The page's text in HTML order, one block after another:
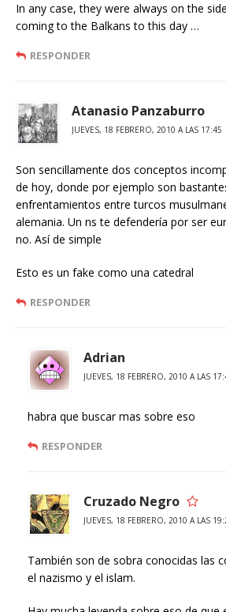
In any case, they were always on the
coming to the Balkans to this day …
RESPONDER
Atanasio Panzaburro
JUEVES, 18 FEBRERO, 2010 A LAS 17:45
Son sencillamente dos conceptos
de hoy, donde por ejemplo son
enfrentamientos entre turcos
alemania. Un ns te defendería por ser
no. Así de simple
Esto es un fake como una catedral
RESPONDER
Adrian
JUEVES, 18 FEBRERO, 2010 A LAS
habra que buscar mas sobre eso
RESPONDER
Cruzado Negro
JUEVES, 18 FEBRERO, 2010 A LAS
También son de sobra conocidas las
el nazismo y el islam.